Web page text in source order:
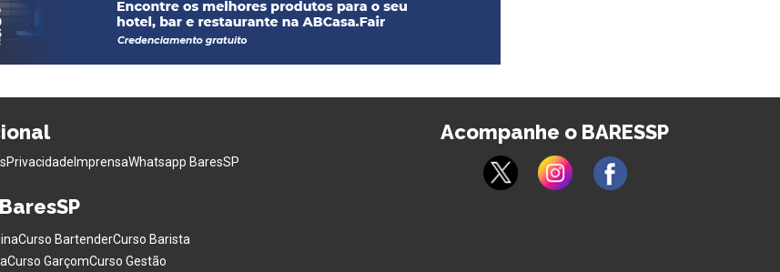
PrivacidadeImprensaWhatsapp BaresSP
Curso BartenderCurso Barista
Curso GarçomCurso Gestão
Acompanhe o BARESSP